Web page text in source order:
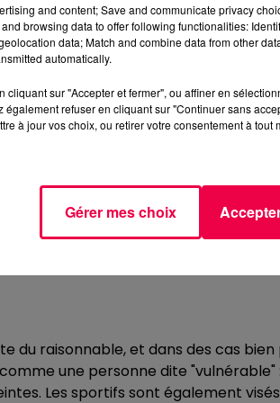
national de surveillance de la
elle est gratuite, et permet
EN RÉGION
Est, met à disposition cette
des prévisions jusqu'à 48h... Et
d'être informé des épisodes de
adapter son parcours et limiter
du raisonnable, et dans des cas bien
une personne dite "vulnérable"
Les sportifs sont également
and content; Save and communicate privacy
browsing data to offer following functionalities:
data; Match and combine data from other
automatically.
cliquant sur "Accepter et fermer", ou affiner en
également refuser en cliquant sur "Continuer sans
à jour vos choix, ou retirer votre consentement à
Gérer mes choix